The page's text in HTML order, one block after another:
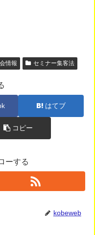
情報 セミナー集客法
はてブ
コピー
ーする
kobeweb